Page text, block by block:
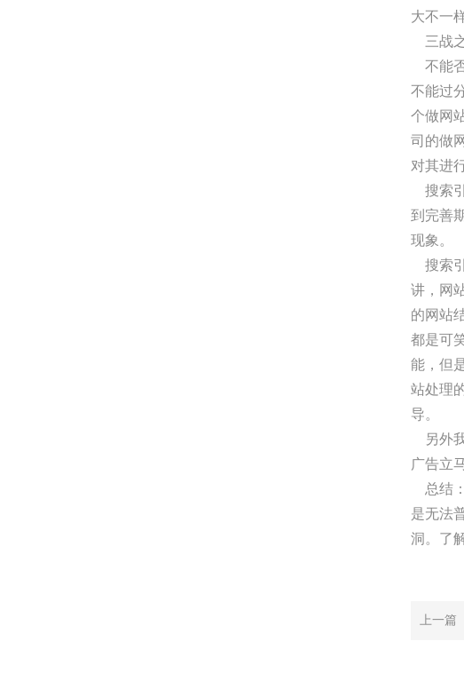
大不一
三战
不能
不能过
个做网
司的做
对其进
搜索
到完善
现象。
搜索
讲，网
的网站
都是可
能，但
站处理
导。
另外
广告立
总结：
是无法
洞。了
上一篇